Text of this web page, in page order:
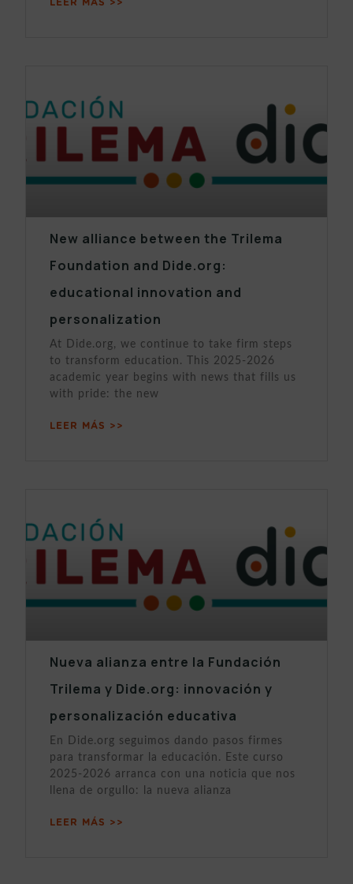
LEER MÁS >>
New alliance between the Trilema
Foundation and Dide.org:
educational innovation and
personalization
At Dide.org, we continue to take firm steps
to transform education. This 2025-2026
academic year begins with news that fills us
with pride: the new
LEER MÁS >>
Nueva alianza entre la Fundación
Trilema y Dide.org: innovación y
personalización educativa
En Dide.org seguimos dando pasos firmes
para transformar la educación. Este curso
2025-2026 arranca con una noticia que nos
llena de orgullo: la nueva alianza
LEER MÁS >>